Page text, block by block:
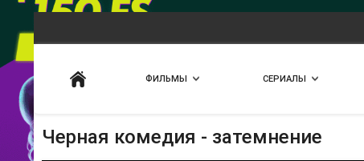
ФИЛЬМЫ СЕРИАЛЫ
Черная комедия - затемнение